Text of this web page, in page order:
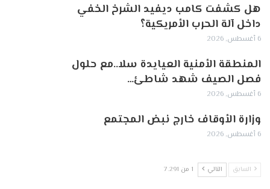
هل كشفت كامب ديفيد الشرخ الخفي
داخل آلة الحرب الأمريكية؟
6 أغسطس, 2026
‏المنطقة الأمنية العيايدة سلا..مع حلول
فصل الصيف شهد شاطئ…
6 أغسطس, 2026
وزارة الأوقاف خارج نبض المجتمع
6 أغسطس, 2026
السابق التالي 1 من 7٬291